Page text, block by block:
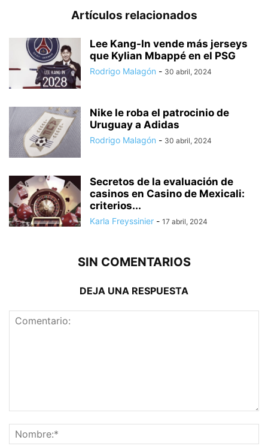
Artículos relacionados
Lee Kang-In vende más jerseys
que Kylian Mbappé en el PSG
Rodrigo Malagón - 30 abril, 2024
Nike le roba el patrocinio de
Uruguay a Adidas
Rodrigo Malagón - 30 abril, 2024
Secretos de la evaluación de
casinos en Casino de Mexicali:
сriterios...
Karla Freyssinier - 17 abril, 2024
SIN COMENTARIOS
DEJA UNA RESPUESTA